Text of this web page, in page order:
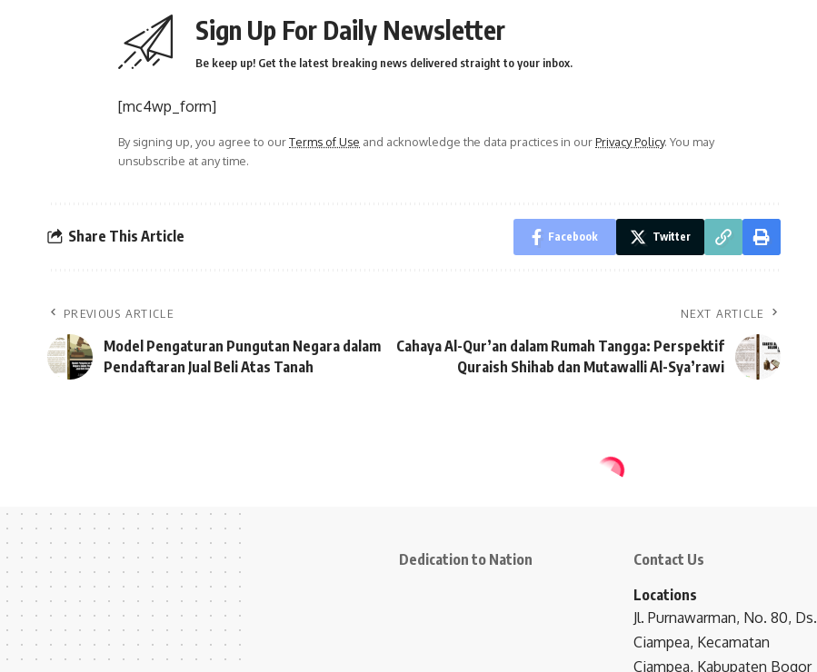
Sign Up For Daily Newsletter
Be keep up! Get the latest breaking news delivered straight to your inbox.
[mc4wp_form]
By signing up, you agree to ourTerms of Use and acknowledge the data practices in ourPrivacy Policy. You may
unsubscribe at any time.
Share This Article Facebook Twitter
PREVIOUS ARTICLE
Model Pengaturan Pungutan Negara dalam
Pendaftaran Jual Beli Atas Tanah
NEXT ARTICLE
Cahaya Al-Qur’an dalam Rumah Tangga: Perspektif
Quraish Shihab dan Mutawalli Al-Sya’rawi
Dedication to Nation
Contact Us
Locations
Jl. Purnawarman, No. 80, Ds.
Ciampea, Kecamatan
Ciampea, Kabupaten Bogor